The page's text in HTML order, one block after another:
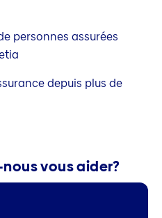
personnes assurées
depuis plus de
vous aider?